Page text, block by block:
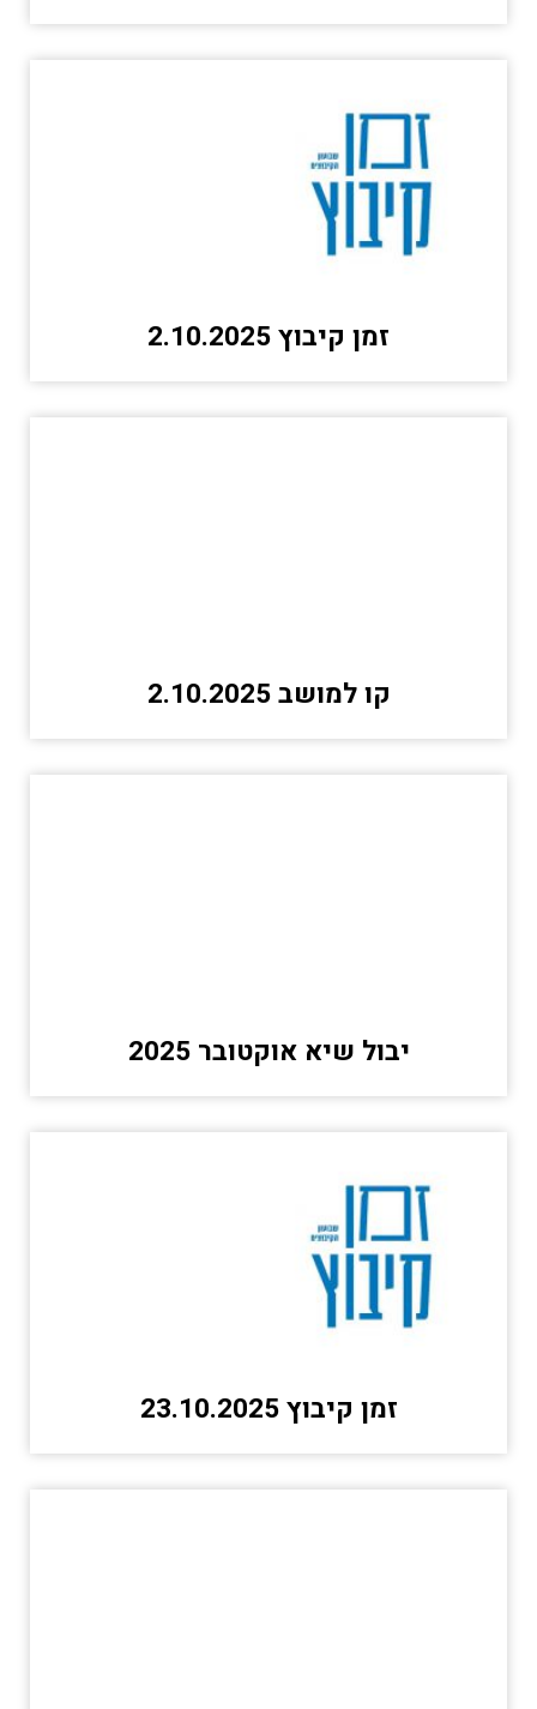
זמן קיבוץ 2.10.2025
קו למושב 2.10.2025
יבול שיא אוקטובר 2025
זמן קיבוץ 23.10.2025